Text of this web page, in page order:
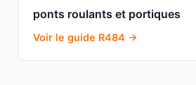
ponts roulants et portiques
Voir le guide R484 →